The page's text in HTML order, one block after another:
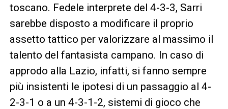
toscano. Fedele interprete del 4-3-3, Sarri
sarebbe disposto a modificare il proprio
assetto tattico per valorizzare al massimo il
talento del fantasista campano. In caso di
approdo alla Lazio, infatti, si fanno sempre
più insistenti le ipotesi di un passaggio al 4-
2-3-1 o a un 4-3-1-2, sistemi di gioco che